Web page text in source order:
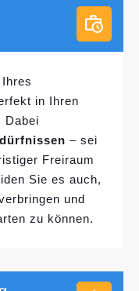
in Ihren
Dabei
– sei
Freiraum
Sie es auch,
und
zu können.